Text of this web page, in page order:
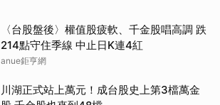
〈台股盤後〉權值股疲軟、千金股唱高調 跌
214點守住季線 中止日K連4紅
anue鉅亨網
川湖正式站上萬元！成台股史上第3檔萬金